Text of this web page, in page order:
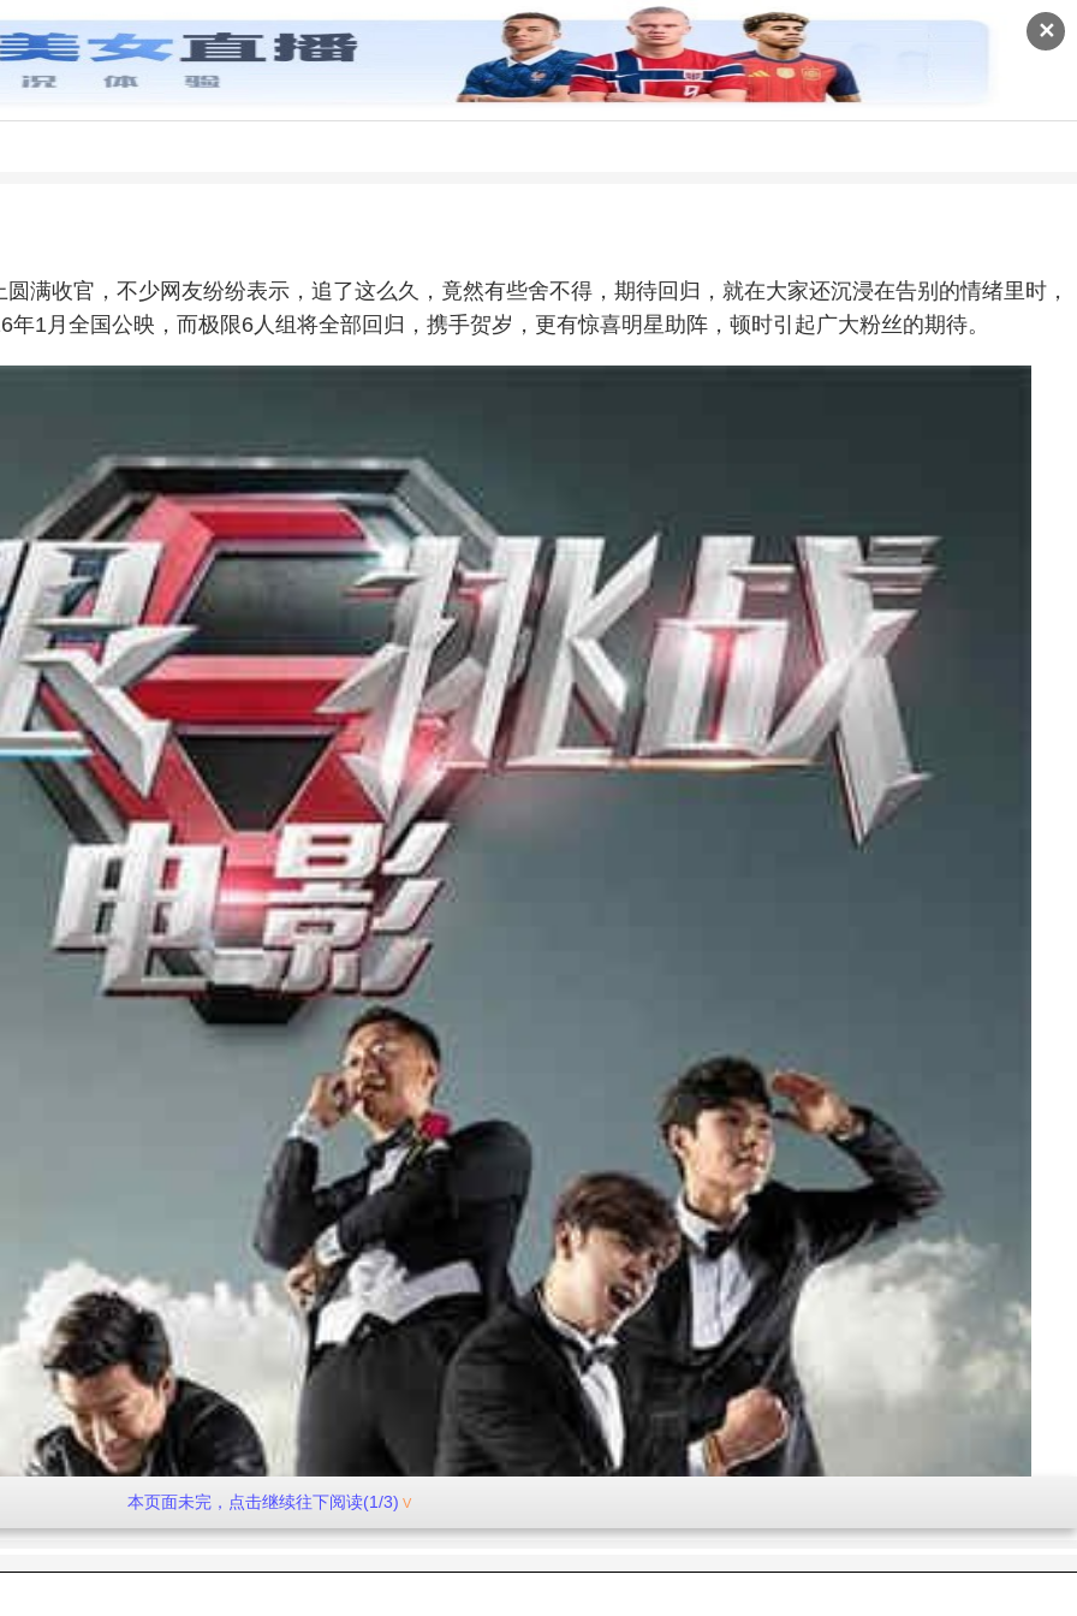
✕
满收官，不少网友纷纷表示，追了这么久，竟然有些舍不得，期待回归，就在大家还沉浸在告别的情绪里时，
1月全国公映，而极限6人组将全部回归，携手贺岁，更有惊喜明星助阵，顿时引起广大粉丝的期待。
本页面未完，点击继续往下阅读(1/3)